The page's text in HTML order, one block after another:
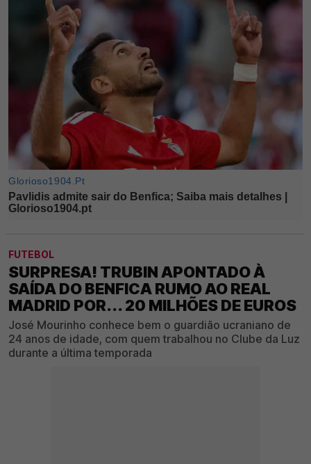
FUTEBOL
SURPRESA! TRUBIN APONTADO À
SAÍDA DO BENFICA RUMO AO REAL
MADRID POR... 20 MILHÕES DE EUROS
José Mourinho conhece bem o guardião ucraniano de
24 anos de idade, com quem trabalhou no Clube da Luz
durante a última temporada